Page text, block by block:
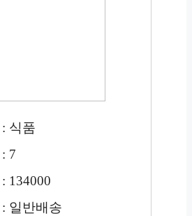
식품
7
134000
일반배송